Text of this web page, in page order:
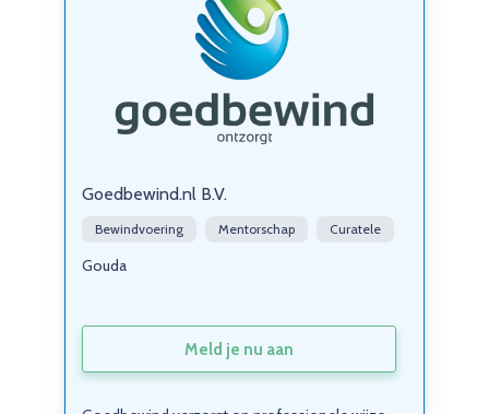
Goedbewind.nl B.V.
Bewindvoering Mentorschap Curatele
Gouda
Meld je nu aan